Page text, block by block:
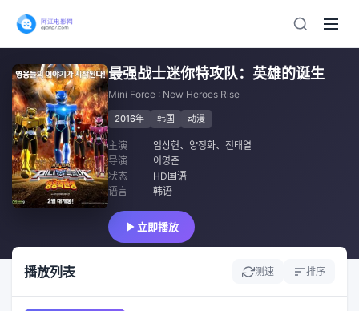
最强战士迷你特攻队：英雄的诞生
Mini Force : New Heroes Rise
2016年 韩国 动漫
主演 엄상현、 양정화、 전태열
导演
이영준
状态
HD国语
语言
韩语
立即播放
播放列表 测速 排序